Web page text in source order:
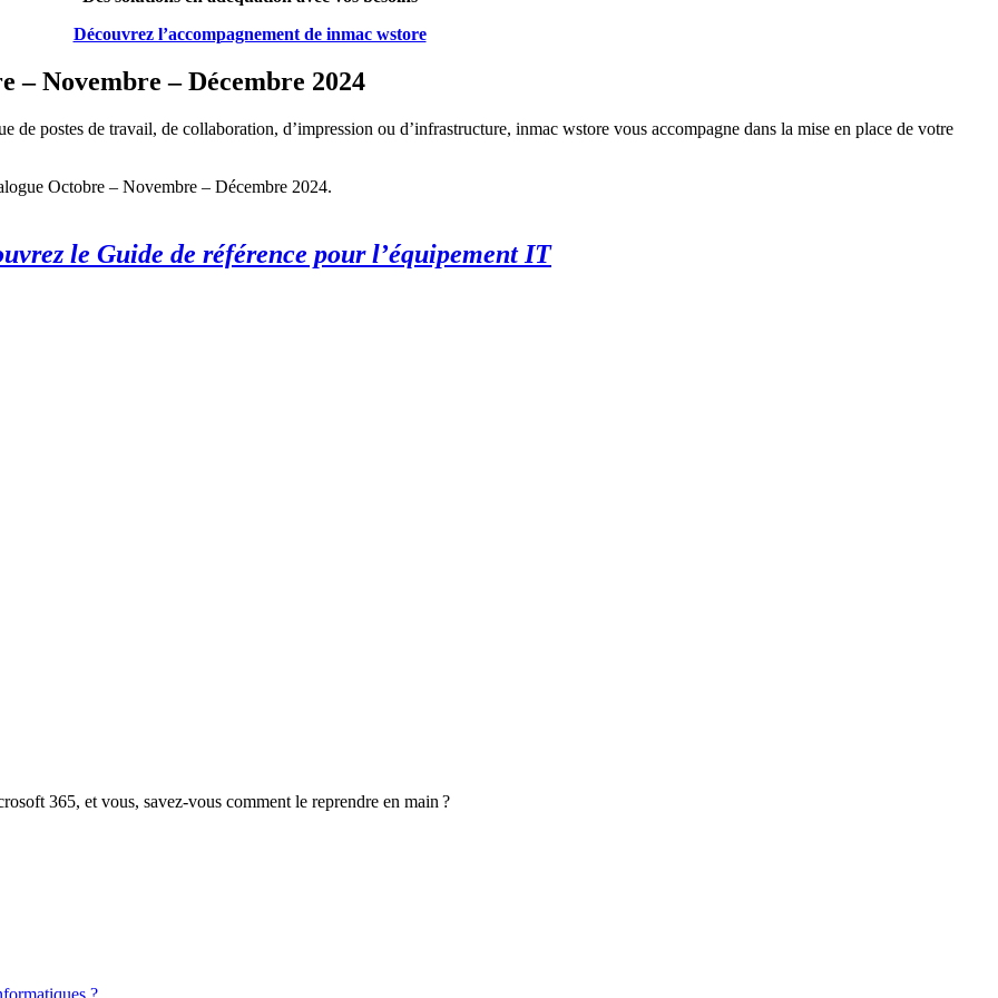
Découvrez l’accompagnement de inmac wstore
Novembre – Décembre 2024
postes de travail, de collaboration, d’impression ou d’infrastructure, inmac wstore vous accompagne dans la mise en place de votre
Octobre – Novembre – Décembre 2024.
le Guide de référence pour l’équipement IT
365, et vous, savez-vous comment le reprendre en main ?